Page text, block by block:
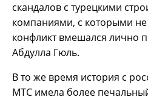
скандалов с турецкими
компаниями, с которыми
конфликт вмешался лично
Абдулла Гюль.
В то же время история с
МТС имела более